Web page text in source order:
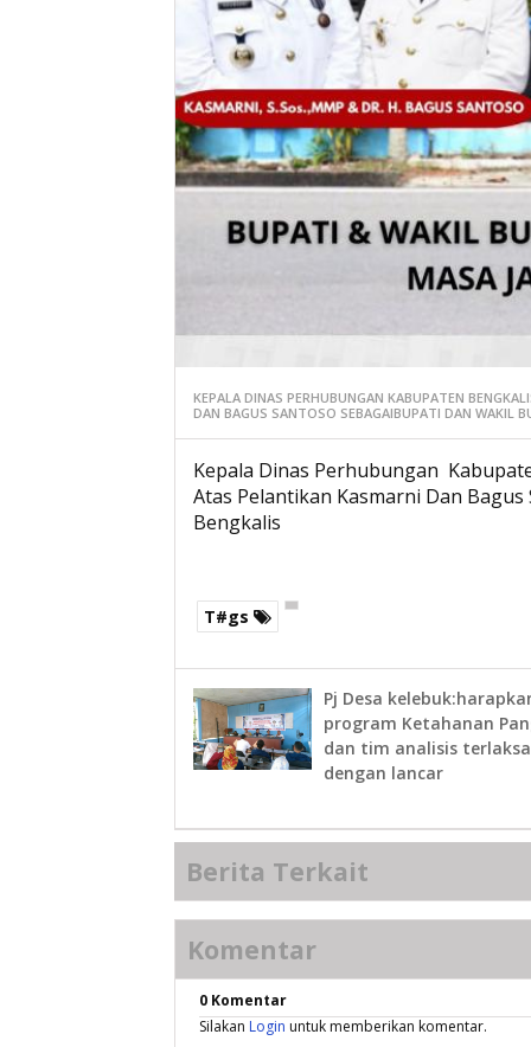
KEPALA DINAS PERHUBUNGAN KABUPATEN
DAN BAGUS SANTOSO SEBAGAIBUPATI DAN WAKIL
Kepala Dinas Perhubungan
Atas Pelantikan Kasmarni Dan
Bengkalis
T#gs
Pj Desa
program Ketahanan
dan tim analisis
dengan lancar
Berita Terkait
Komentar
0 Komentar
Silakan Login untuk memberikan komentar.